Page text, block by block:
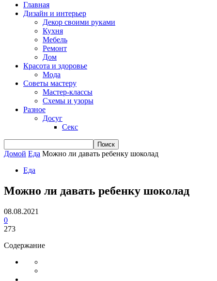
Главная
Дизайн и интерьер
Декор своими руками
Кухня
Мебель
Ремонт
Дом
Красота и здоровье
Мода
Советы мастеру
Мастер-классы
Схемы и узоры
Разное
Досуг
Секс
Домой Еда Можно ли давать ребенку шоколад
Еда
Можно ли давать ребенку шоколад
08.08.2021
0
273
Содержание